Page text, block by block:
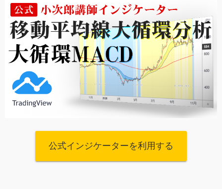
公式インジケーターを利用する